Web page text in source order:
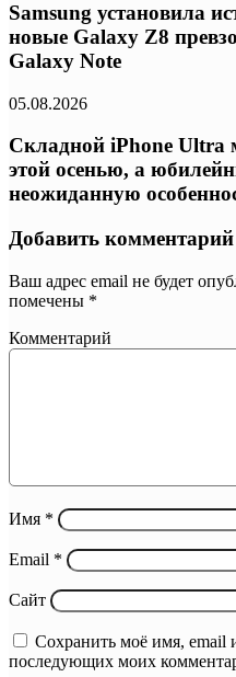
Samsung установила
новые Galaxy Z8
Galaxy Note
05.08.2026
Складной iPhone Ultra
этой осенью, а
неожиданную
Добавить комментарий
Ваш адрес email не будет
помечены *
Комментарий
Имя *
Email *
Сайт
Сохранить моё имя, email
последующих моих